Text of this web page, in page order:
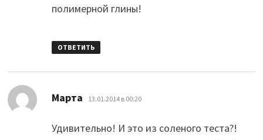
полимерной глины!
ОТВЕТИТЬ
Марта 13.01.2014 в 00:20
Удивительно! И это из соленого теста?!